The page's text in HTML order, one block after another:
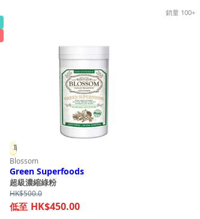
The
options
may
be
chosen
on
the
page
銷量 100+
單件 9 折
Blossom
Green Superfoods
超級濃縮綠粉
HK$500.0
HK$450.00